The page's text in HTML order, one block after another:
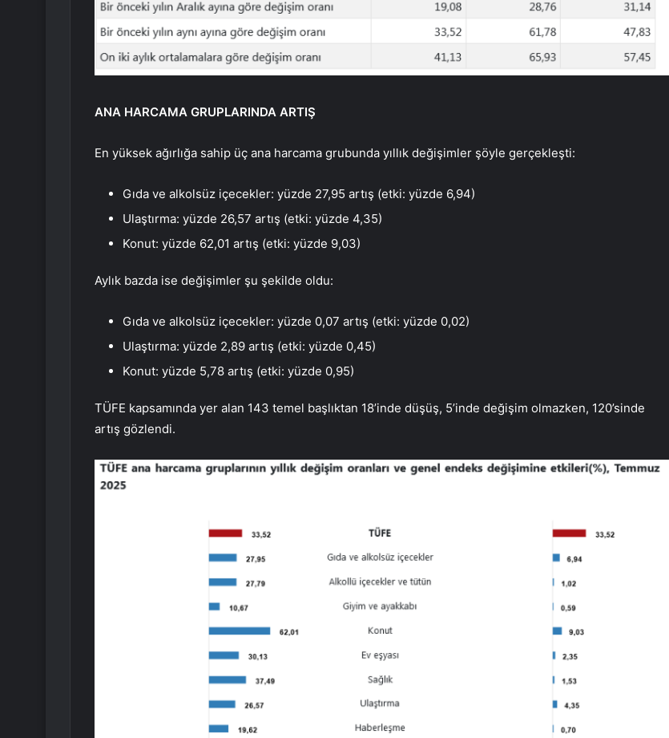
ANA HARCAMA GRUPLARINDA ARTIŞ
En yüksek ağırlığa sahip üç ana harcama grubunda yıllık değişimler şöyle gerçekleşti:
Gıda ve alkolsüz içecekler: yüzde 27,95 artış (etki: yüzde 6,94)
Ulaştırma: yüzde 26,57 artış (etki: yüzde 4,35)
Konut: yüzde 62,01 artış (etki: yüzde 9,03)
Aylık bazda ise değişimler şu şekilde oldu:
Gıda ve alkolsüz içecekler: yüzde 0,07 artış (etki: yüzde 0,02)
Ulaştırma: yüzde 2,89 artış (etki: yüzde 0,45)
Konut: yüzde 5,78 artış (etki: yüzde 0,95)
TÜFE kapsamında yer alan 143 temel başlıktan 18’inde düşüş, 5’inde değişim olmazken, 120’sinde
artış gözlendi.